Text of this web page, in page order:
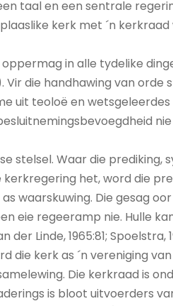
taal en een sentrale
kerk met ´n
in alle tydelike
Vir die handhawing van orde
uit teoloë en wetsgeleerdes
nie
stelsel. Waar die prediking,
het, word die
waarskuwing. Die gesag
eie regeeramp nie. Hulle
Linde, 1965:81; Spoelstra,
die kerk as ´n vereniging
Die kerkraad is
is bloot uitvoerders